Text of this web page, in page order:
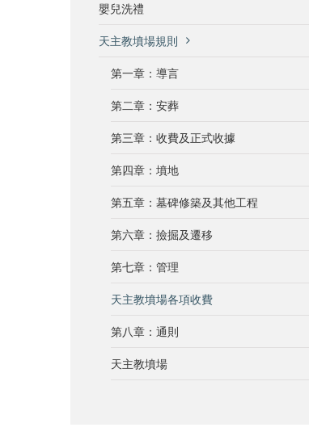
嬰兒洗禮
天主教墳場規則
第一章：導言
第二章：安葬
第三章：收費及正式收據
第四章：墳地
第五章：墓碑修築及其他工程
第六章：撿掘及遷移
第七章：管理
天主教墳場各項收費
第八章：通則
天主教墳場